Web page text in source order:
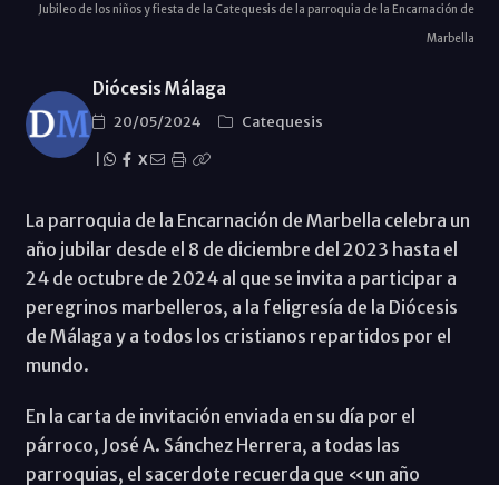
Jubileo de los niños y fiesta de la Catequesis de la parroquia de la Encarnación de
Marbella
Diócesis Málaga
20/05/2024
Catequesis
X
La parroquia de la Encarnación de Marbella celebra un
año jubilar desde el 8 de diciembre del 2023 hasta el
24 de octubre de 2024 al que se invita a participar a
peregrinos marbelleros, a la feligresía de la Diócesis
de Málaga y a todos los cristianos repartidos por el
mundo.
En la carta de invitación enviada en su día por el
párroco, José A. Sánchez Herrera, a todas las
parroquias, el sacerdote recuerda que «un año